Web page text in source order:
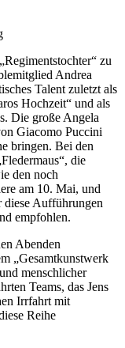
zu
Andrea
Talent zuletzt als
Hochzeit“ und als
Die große Angela
Giacomo Puccini
bringen. Bei den
die
den noch
am 10. Mai, und
diese Aufführungen
empfohlen.
Abenden
„Gesamtkunstwerk
menschlicher
Teams, das Jens
Irrfahrt mit
Reihe